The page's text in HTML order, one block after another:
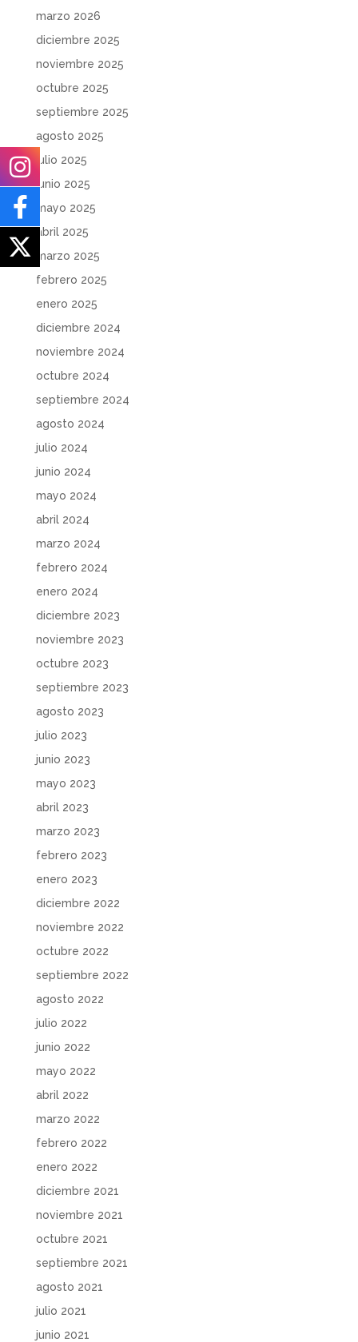
marzo 2026
diciembre 2025
noviembre 2025
octubre 2025
septiembre 2025
agosto 2025
julio 2025
junio 2025
mayo 2025
abril 2025
marzo 2025
febrero 2025
enero 2025
diciembre 2024
noviembre 2024
octubre 2024
septiembre 2024
agosto 2024
julio 2024
junio 2024
mayo 2024
abril 2024
marzo 2024
febrero 2024
enero 2024
diciembre 2023
noviembre 2023
octubre 2023
septiembre 2023
agosto 2023
julio 2023
junio 2023
mayo 2023
abril 2023
marzo 2023
febrero 2023
enero 2023
diciembre 2022
noviembre 2022
octubre 2022
septiembre 2022
agosto 2022
julio 2022
junio 2022
mayo 2022
abril 2022
marzo 2022
febrero 2022
enero 2022
diciembre 2021
noviembre 2021
octubre 2021
septiembre 2021
agosto 2021
julio 2021
junio 2021